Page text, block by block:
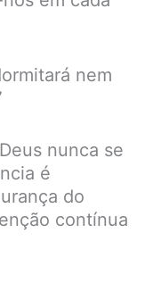
nem
nunca se
é
do
contínua